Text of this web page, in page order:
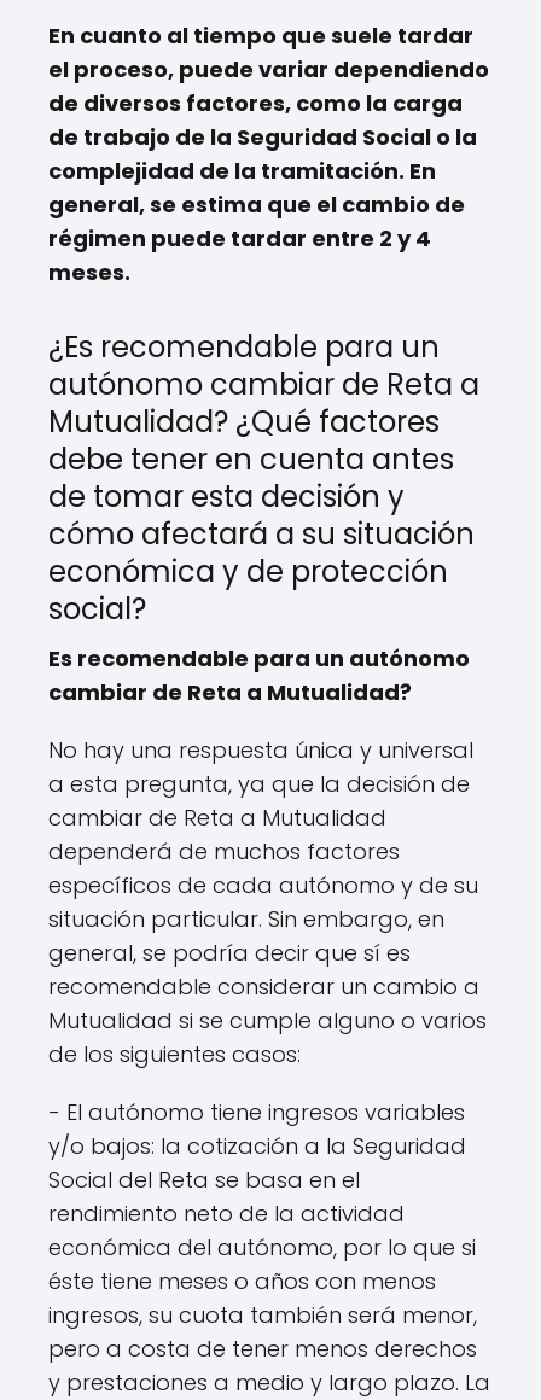
En cuanto al tiempo que suele tardar
el proceso, puede variar dependiendo
de diversos factores, como la carga
de trabajo de la Seguridad Social o la
complejidad de la tramitación. En
general, se estima que el cambio de
régimen puede tardar entre 2 y 4
meses.
¿Es recomendable para un
autónomo cambiar de Reta a
Mutualidad? ¿Qué factores
debe tener en cuenta antes
de tomar esta decisión y
cómo afectará a su situación
económica y de protección
social?
Es recomendable para un autónomo
cambiar de Reta a Mutualidad?
No hay una respuesta única y universal
a esta pregunta, ya que la decisión de
cambiar de Reta a Mutualidad
dependerá de muchos factores
específicos de cada autónomo y de su
situación particular. Sin embargo, en
general, se podría decir que sí es
recomendable considerar un cambio a
Mutualidad si se cumple alguno o varios
de los siguientes casos:
- El autónomo tiene ingresos variables
y/o bajos: la cotización a la Seguridad
Social del Reta se basa en el
rendimiento neto de la actividad
económica del autónomo, por lo que si
éste tiene meses o años con menos
ingresos, su cuota también será menor,
pero a costa de tener menos derechos
y prestaciones a medio y largo plazo. La